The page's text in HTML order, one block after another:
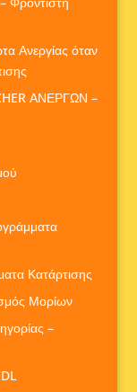
Ανεργίας όταν
ΑΝΕΡΓΩΝ –
Κατάρτισης
Μορίων
–